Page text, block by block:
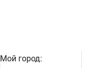
Мой город: